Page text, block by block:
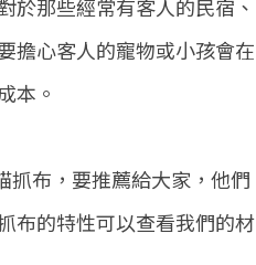
於那些經常有客人的民宿、
擔心客人的寵物或小孩會在
本。
抓布，要推薦給大家，他們
布的特性可以查看我們的材